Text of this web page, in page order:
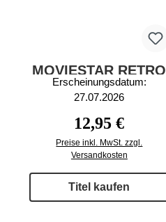
MOVIESTAR RETRO
5/2026
Erscheinungsdatum:
27.07.2026
Regulärer Preis:
12,95 €
Preise inkl. MwSt. zzgl.
Versandkosten
Titel kaufen